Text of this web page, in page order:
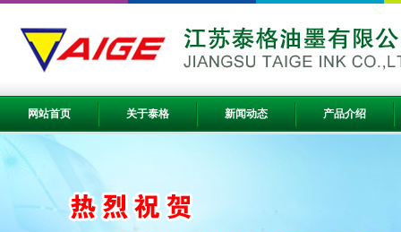
网站首页 关于泰格 新闻动态 产品介绍